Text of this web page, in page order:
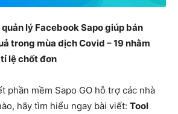
lý Facebook Sapo giúp bán
trong mùa dịch Covid – 19 nhằm
lệ chốt đơn
phần mềm Sapo GO hỗ trợ các nhà
hãy tìm hiểu ngay bài viết: Tool